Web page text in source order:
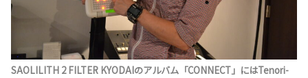
SAOLILITH 2 FILTER KYODAIのアルバム「CONNECT」にはTenori-